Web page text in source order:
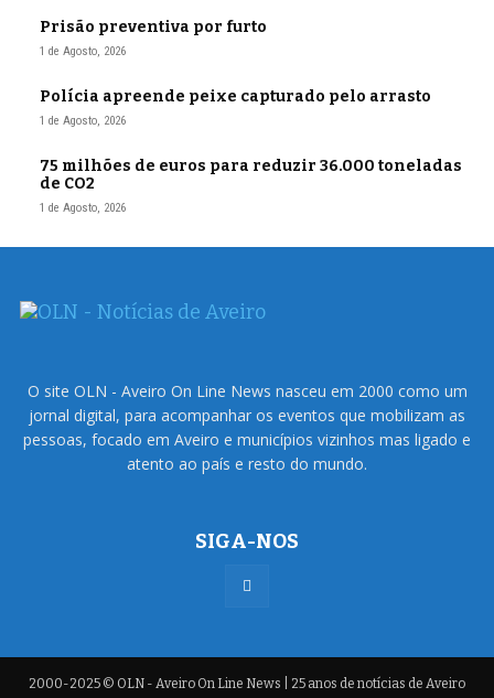
Prisão preventiva por furto
1 de Agosto, 2026
Polícia apreende peixe capturado pelo arrasto
1 de Agosto, 2026
75 milhões de euros para reduzir 36.000 toneladas
de CO2
1 de Agosto, 2026
O site OLN - Aveiro On Line News nasceu em 2000 como um
jornal digital, para acompanhar os eventos que mobilizam as
pessoas, focado em Aveiro e municípios vizinhos mas ligado e
atento ao país e resto do mundo.
SIGA-NOS
2000-2025 © OLN - Aveiro On Line News | 25 anos de notícias de Aveiro